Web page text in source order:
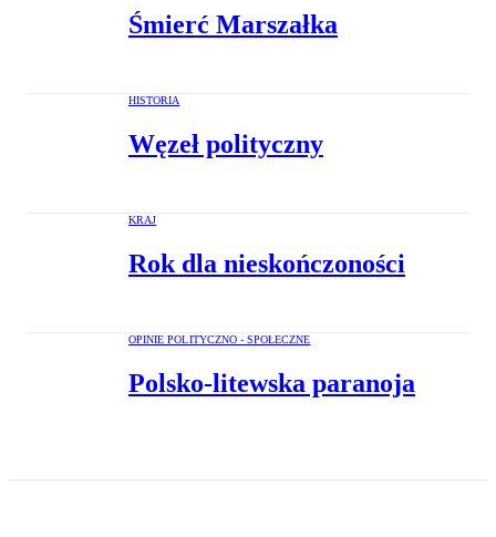
Śmierć Marszałka
HISTORIA
Węzeł polityczny
KRAJ
Rok dla nieskończoności
OPINIE POLITYCZNO - SPOŁECZNE
Polsko-litewska paranoja